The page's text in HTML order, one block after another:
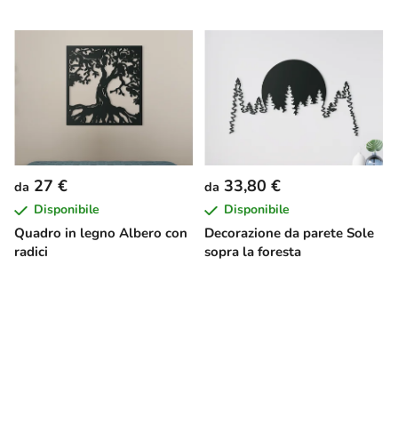
Quadro in legno Albero con
radici
da 27 €
Disponibile
Decorazione da parete Sole
sopra la foresta
da 33,80 €
Disponibile